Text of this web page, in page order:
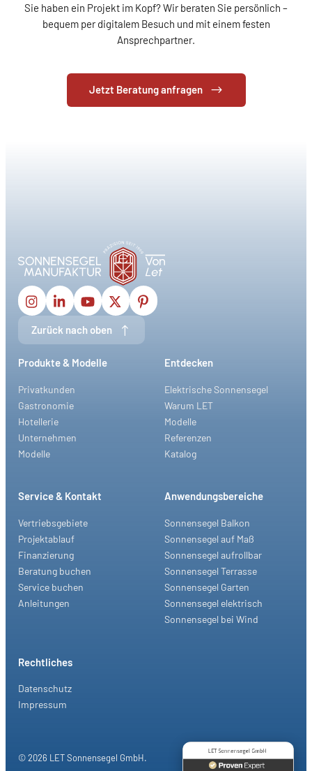
Sie haben ein Projekt im Kopf? Wir beraten Sie persönlich –
bequem per digitalem Besuch und mit einem festen
Ansprechpartner.
Jetzt Beratung anfragen
Zurück nach oben
Produkte & Modelle
Privatkunden
Gastronomie
Hotellerie
Unternehmen
Modelle
Entdecken
Elektrische Sonnensegel
Warum LET
Modelle
Referenzen
Katalog
Service & Kontakt
Vertriebsgebiete
Projektablauf
Finanzierung
Beratung buchen
Service buchen
Anleitungen
Anwendungsbereiche
Sonnensegel Balkon
Sonnensegel auf Maß
Sonnensegel aufrollbar
Sonnensegel Terrasse
Sonnensegel Garten
Sonnensegel elektrisch
Sonnensegel bei Wind
Rechtliches
Datenschutz
Impressum
© 2026 LET Sonnensegel GmbH.